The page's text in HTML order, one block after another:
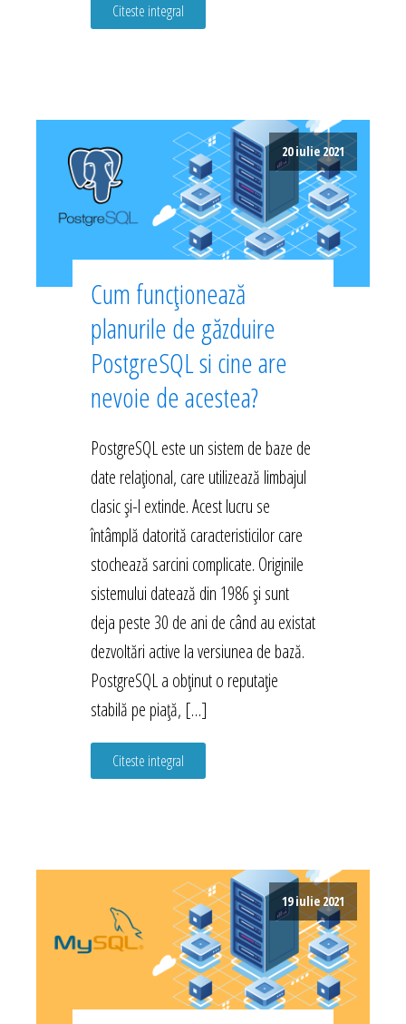
Citeste integral
20 iulie 2021
Cum funcționează
planurile de găzduire
PostgreSQL si cine are
nevoie de acestea?
PostgreSQL este un sistem de baze de
date relațional, care utilizează limbajul
clasic și-l extinde. Acest lucru se
întâmplă datorită caracteristicilor care
stochează sarcini complicate. Originile
sistemului datează din 1986 și sunt
deja peste 30 de ani de când au existat
dezvoltări active la versiunea de bază.
PostgreSQL a obținut o reputație
stabilă pe piață, […]
Citeste integral
19 iulie 2021